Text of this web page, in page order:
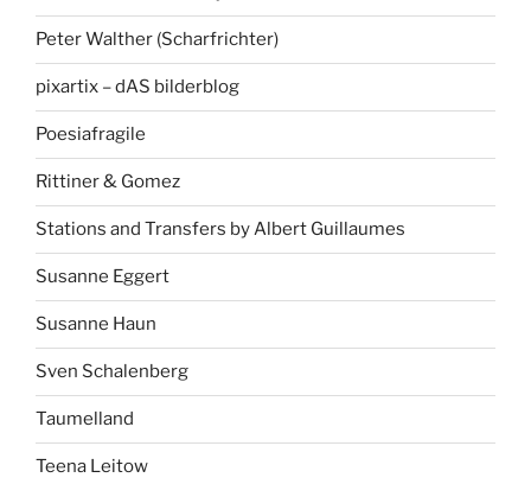
Peter Walther (Scharfrichter)
pixartix – dAS bilderblog
Poesiafragile
Rittiner & Gomez
Stations and Transfers by Albert Guillaumes
Susanne Eggert
Susanne Haun
Sven Schalenberg
Taumelland
Teena Leitow